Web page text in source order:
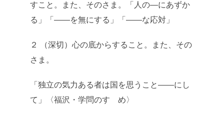
すこと。また、そのさま。「人の―にあずか
る」「――を無にする」「――な応対」
２ （深切）心の底からすること。また、その
さま。
「独立の気力ある者は国を思うこと――にし
て」〈福沢・学問のすゝめ〉